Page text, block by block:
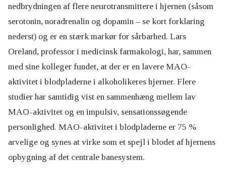
nedbrydningen af flere neurotransmittere i hjernen (såsom
serotonin, noradrenalin og dopamin – se kort forklaring
nederst) og er en stærk markør for sårbarhed. Lars
Oreland, professor i medicinsk farmakologi, har, sammen
med sine kolleger fundet, at der er en lavere MAO-
aktivitet i blodpladerne i alkoholikeres hjerner. Flere
studier har samtidig vist en sammenhæng mellem lav
MAO-aktivitet og en impulsiv, sensationssøgende
personlighed. MAO-aktivitet i blodpladerne er 75 %
arvelige og synes at virke som et spejl i blodet af hjernens
opbygning af det centrale banesystem.